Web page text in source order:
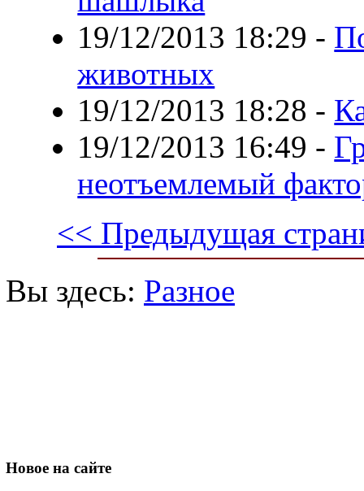
19/12/2013 18:29 -
животных
19/12/2013 18:28 -
19/12/2013 16:49 -
неотъемлемый
<< Предыдущая
Вы здесь: Разное
Новое на сайте